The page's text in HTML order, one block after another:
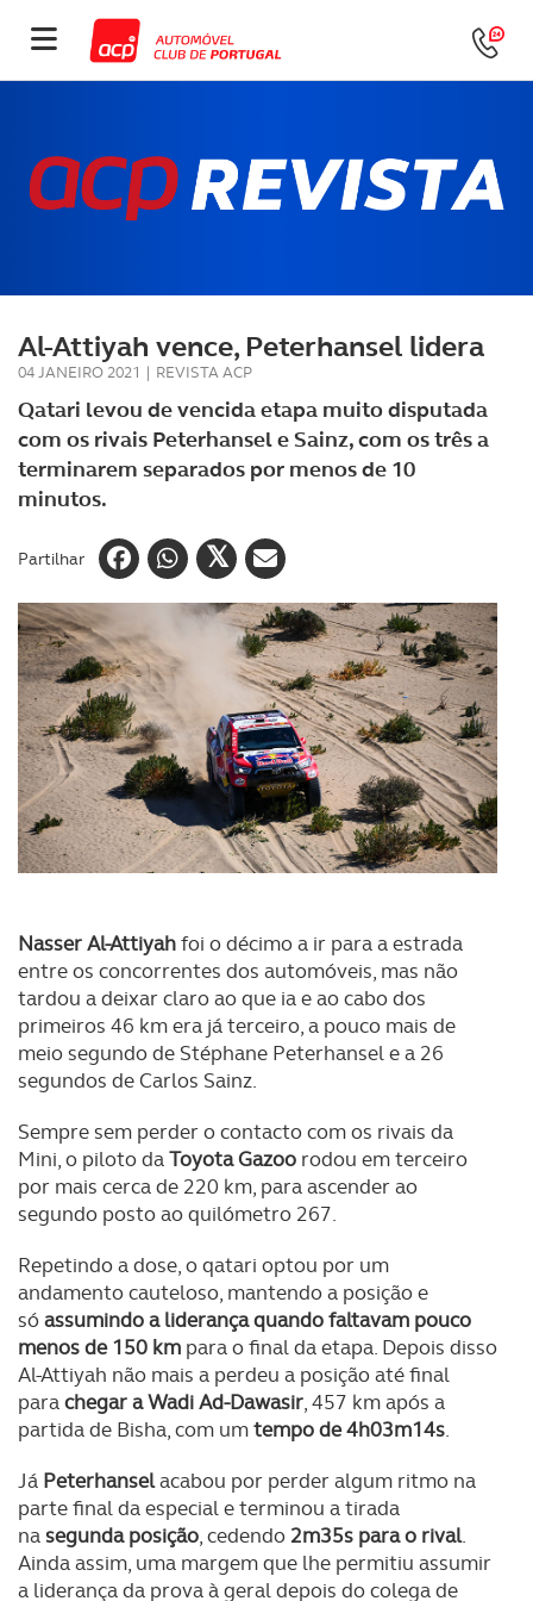
Al-Attiyah vence, Peterhansel lidera
04 JANEIRO 2021 | REVISTA ACP
Qatari levou de vencida etapa muito disputada
com os rivais Peterhansel e Sainz, com os três a
terminarem separados por menos de 10
minutos.
Partilhar
Nasser Al-Attiyahfoi o décimo a ir para a estrada
entre os concorrentes dos automóveis, mas não
tardou a deixar claro ao que ia e ao cabo dos
primeiros 46 km era já terceiro, a pouco mais de
meio segundo de Stéphane Peterhansel e a 26
segundos de Carlos Sainz.
Sempre sem perder o contacto com os rivais da
Mini, o piloto daToyota Gazoo rodou em terceiro
por mais cerca de 220 km, para ascender ao
segundo posto ao quilómetro 267.
Repetindo a dose, o qatari optou por um
andamento cauteloso, mantendo a posição e
sóassumindo a liderança quando faltavam pouco
menos de 150 km para o final da etapa. Depois disso
Al-Attiyah não mais a perdeu a posição até final
parachegar a Wadi Ad-Dawasir, 457 km após a
partida de Bisha, com umtempo de 4h03m14s.
Já Peterhanselacabou por perder algum ritmo na
parte final da especial e terminou a tirada
nasegunda posição, cedendo 2m35s para o rival.
Ainda assim, uma margem que lhe permitiu assumir
a liderança da prova à geral depois do colega de